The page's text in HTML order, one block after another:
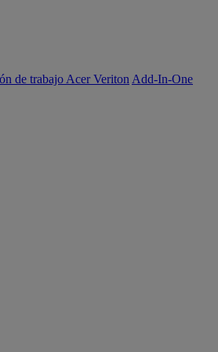
de trabajo Acer Veriton Add-In-One